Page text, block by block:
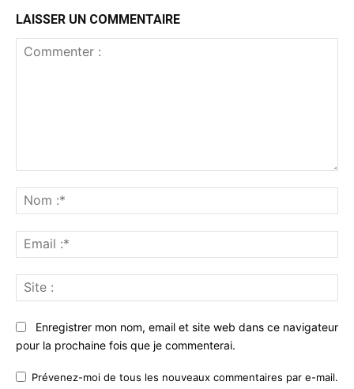
LAISSER UN COMMENTAIRE
:*
:*
:
Enregistrer mon nom, email et site web dans ce navigateur
pour la prochaine fois que je commenterai.
Prévenez-moi de tous les nouveaux commentaires par e-mail.